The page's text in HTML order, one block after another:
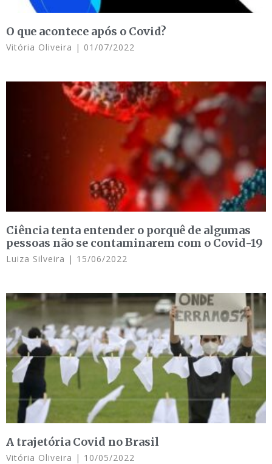
O que acontece após o Covid?
Vitória Oliveira 01/07/2022
Ciência tenta entender o porquê de algumas
pessoas não se contaminarem com o Covid-19
Luiza Silveira 15/06/2022
A trajetória Covid no Brasil
Vitória Oliveira 10/05/2022